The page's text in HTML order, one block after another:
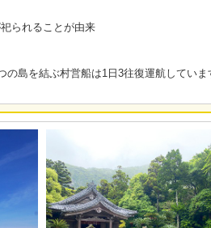
られることが由来
島を結ぶ村営船は1日3往復運航してい